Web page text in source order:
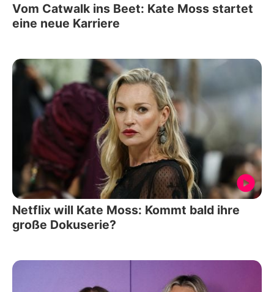
Vom Catwalk ins Beet: Kate Moss startet
eine neue Karriere
Netflix will Kate Moss: Kommt bald ihre
große Dokuserie?